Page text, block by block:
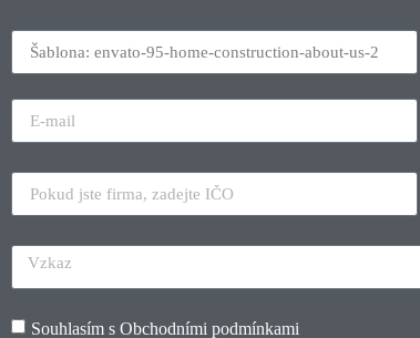
Souhlasím s Obchodními podmínkami